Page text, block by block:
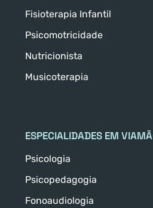
Fisioterapia Infantil
Psicomotricidade
Nutricionista
Musicoterapia
ESPECIALIDADES EM
Psicologia
Psicopedagogia
Fonoaudiologia